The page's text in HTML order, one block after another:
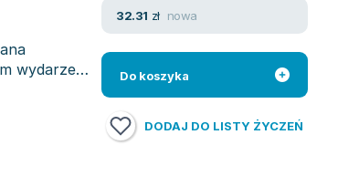
wydarzeń
32.31 zł nowa
Do koszyka
DODAJ DO LISTY ŻYCZEŃ